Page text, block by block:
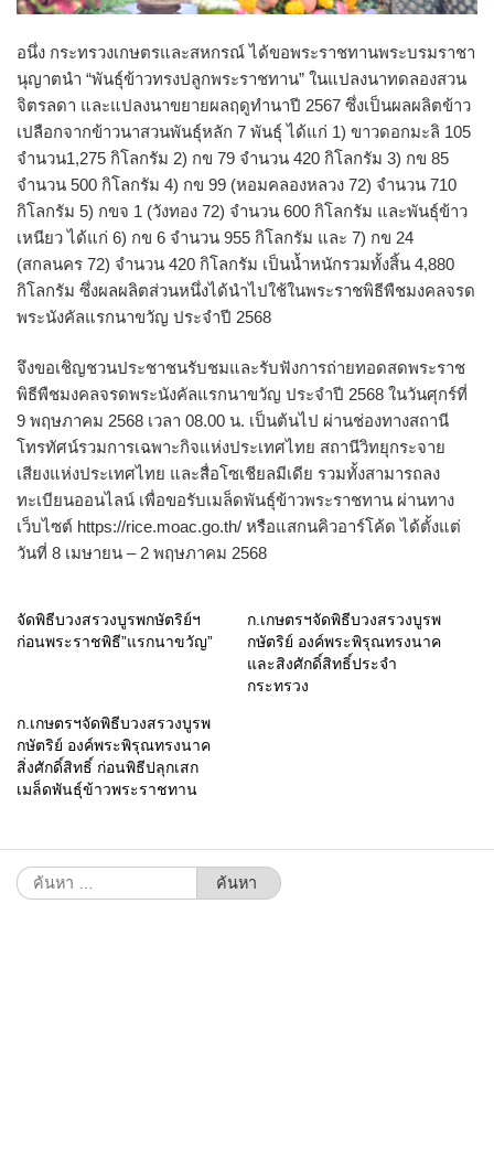
อนึ่ง กระทรวงเกษตรและสหกรณ์ ได้ขอพระราชทานพระบรมราชา
นุญาตนำ “พันธุ์ข้าวทรงปลูกพระราชทาน” ในแปลงนาทดลองสวน
จิตรลดา และแปลงนาขยายผลฤดูทำนาปี 2567 ซึ่งเป็นผลผลิตข้าว
เปลือกจากข้าวนาสวนพันธุ์หลัก 7 พันธุ์ ได้แก่ 1) ขาวดอกมะลิ 105
จำนวน1,275 กิโลกรัม 2) กข 79 จำนวน 420 กิโลกรัม 3) กข 85
จำนวน 500 กิโลกรัม 4) กข 99 (หอมคลองหลวง 72) จำนวน 710
กิโลกรัม 5) กขจ 1 (วังทอง 72) จำนวน 600 กิโลกรัม และพันธุ์ข้าว
เหนียว ได้แก่ 6) กข 6 จำนวน 955 กิโลกรัม และ 7) กข 24
(สกลนคร 72) จำนวน 420 กิโลกรัม เป็นน้ำหนักรวมทั้งสิ้น 4,880
กิโลกรัม ซึ่งผลผลิตส่วนหนึ่งได้นำไปใช้ในพระราชพิธีพืชมงคลจรด
พระนังคัลแรกนาขวัญ ประจำปี 2568
จึงขอเชิญชวนประชาชนรับชมและรับฟังการถ่ายทอดสดพระราช
พิธีพืชมงคลจรดพระนังคัลแรกนาขวัญ ประจำปี 2568 ในวันศุกร์ที่
9 พฤษภาคม 2568 เวลา 08.00 น. เป็นต้นไป ผ่านช่องทางสถานี
โทรทัศน์รวมการเฉพาะกิจแห่งประเทศไทย สถานีวิทยุกระจาย
เสียงแห่งประเทศไทย และสื่อโซเชียลมีเดีย รวมทั้งสามารถลง
ทะเบียนออนไลน์ เพื่อขอรับเมล็ดพันธุ์ข้าวพระราชทาน ผ่านทาง
เว็บไซต์ https://rice.moac.go.th/ หรือแสกนคิวอาร์โค้ด ได้ตั้งแต่
วันที่ 8 เมษายน – 2 พฤษภาคม 2568
จัดพิธีบวงสรวงบูรพกษัตริย์ฯ
ก่อนพระราชพิธี”แรกนาขวัญ”
ก.เกษตรฯจัดพิธีบวงสรวงบูรพ
กษัตริย์ องค์พระพิรุณทรงนาค
และสิงศักดิ์สิทธิ์ประจำ
กระทรวง
ก.เกษตรฯจัดพิธีบวงสรวงบูรพ
กษัตริย์ องค์พระพิรุณทรงนาค
สิ่งศักดิ์สิทธิ์ ก่อนพิธีปลุกเสก
เมล็ดพันธุ์ข้าวพระราชทาน
ค้นหา
สำหรับ: